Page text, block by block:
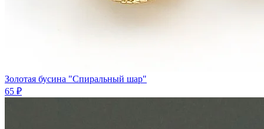
Золотая бусина "Спиральный шар"
65 ₽